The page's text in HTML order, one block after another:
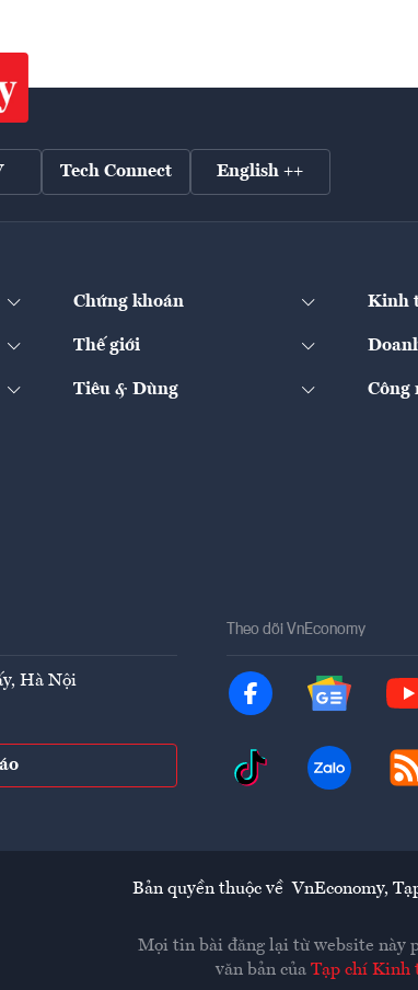
Tech Connect English ++
Chứng khoán Kinh
Thế giới
Tiêu & Dùng Công
Hà Nội
Theo dõi VnEconomy
Bản quyền thuộc về VnEconomy,
Mọi tin bài đăng lại từ website này
văn bản của Tạp chí Kinh